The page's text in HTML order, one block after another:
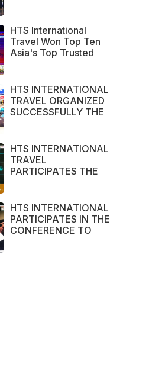
ASSOCIATION in
2022
HTS International
Travel Won Top Ten
Asia's Top Trusted
HTS INTERNATIONAL
TRAVEL ORGANIZED
SUCCESSFULLY THE
RANH
HTS INTERNATIONAL
TRAVEL
PARTICIPATES THE
2021 – ITB ASIA,
MICE SHOW ASIA
AND TRAVEL TECH
HTS INTERNATIONAL
PARTICIPATES IN THE
CONFERENCE TO